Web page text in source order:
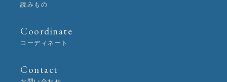
読みもの
Coordinate
コーディネート
Contact